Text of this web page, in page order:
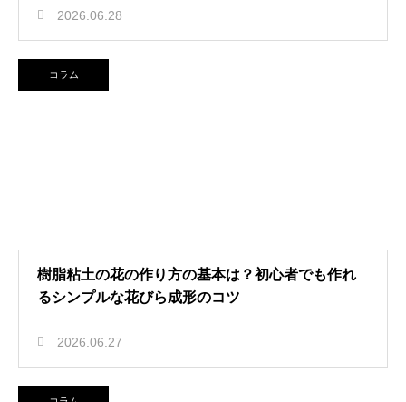
2026.06.28
コラム
樹脂粘土の花の作り方の基本は？初心者でも作れ
るシンプルな花びら成形のコツ
2026.06.27